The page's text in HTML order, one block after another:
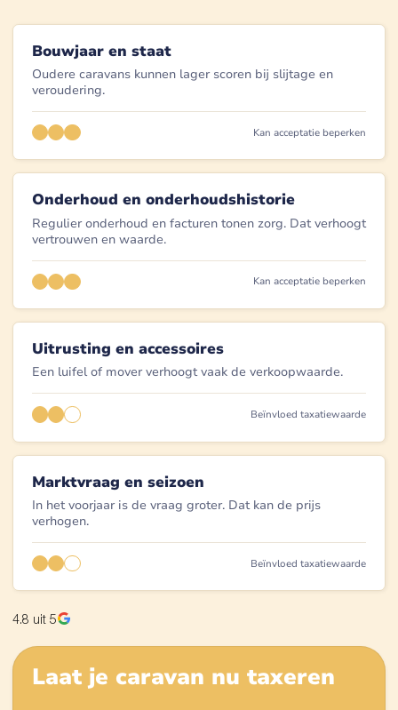
Bouwjaar en staat
Oudere caravans kunnen lager scoren bij slijtage en
veroudering.
Kan acceptatie beperken
Onderhoud en onderhoudshistorie
Regulier onderhoud en facturen tonen zorg. Dat verhoogt
vertrouwen en waarde.
Kan acceptatie beperken
Uitrusting en accessoires
Een luifel of mover verhoogt vaak de verkoopwaarde.
Beïnvloed taxatiewaarde
Marktvraag en seizoen
In het voorjaar is de vraag groter. Dat kan de prijs
verhogen.
Beïnvloed taxatiewaarde
4.8 uit 5
Laat je caravan nu taxeren